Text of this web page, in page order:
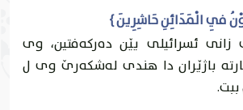
ئسرائيلی يێن ده‌ركه‌فتين، وى
باژێران دا هندى له‌شكه‌رێ وى ل